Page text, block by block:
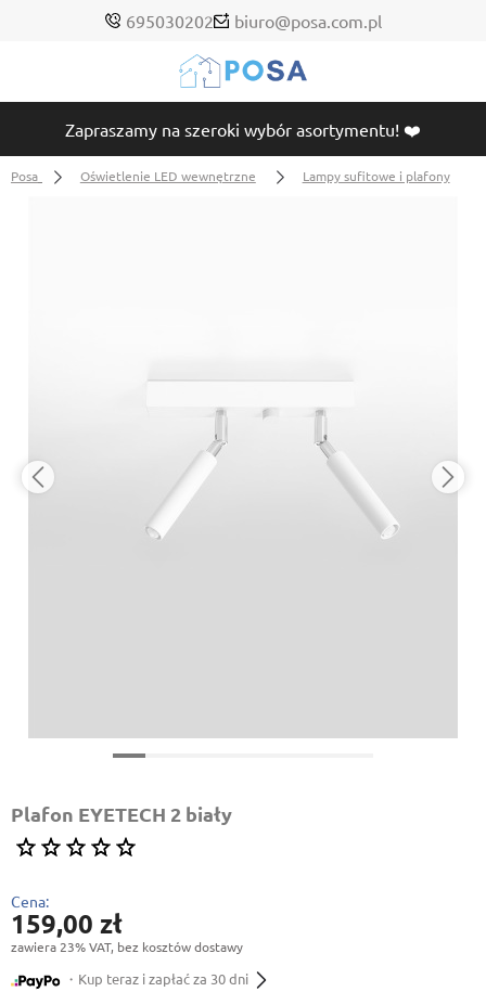
695030202 biuro@posa.com.pl
Zapraszamy na szeroki wybór asortymentu! ❤️
Posa Oświetlenie LED wewnętrzne Lampy sufitowe i plafony
Plafon EYETECH 2 biały
Cena:
159,00 zł
zawiera 23% VAT, bez kosztów dostawy
・Kup teraz i zapłać za 30 dni